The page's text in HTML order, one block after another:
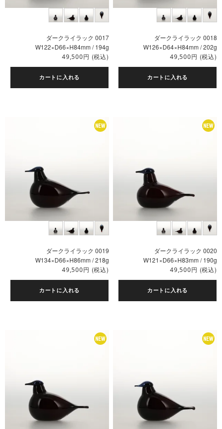
ダークライラック 0017
W122×D66×H84mm / 194g
49,500円 (税込)
カートに入れる
ダークライラック 0018
W126×D64×H84mm / 202g
49,500円 (税込)
カートに入れる
ダークライラック 0019
W134×D66×H86mm / 218g
49,500円 (税込)
カートに入れる
ダークライラック 0020
W121×D66×H83mm / 190g
49,500円 (税込)
カートに入れる